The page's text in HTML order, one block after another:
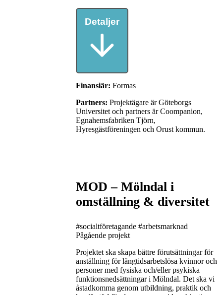
Detaljer
Finansiär: Formas
Partners: Projektägare är Göteborgs
Universitet och partners är Coompanion,
Egnahemsfabriken Tjörn,
Hyresgästföreningen och Orust kommun.
MOD – Mölndal i
omställning & diversitet
#socialtföretagande #arbetsmarknad
Pågående projekt
Projektet ska skapa bättre förutsättningar för
anställning för långtidsarbetslösa kvinnor och
personer med fysiska och/eller psykiska
funktionsnedsättningar i Mölndal. Det ska vi
åstadkomma genom utbildning, praktik och